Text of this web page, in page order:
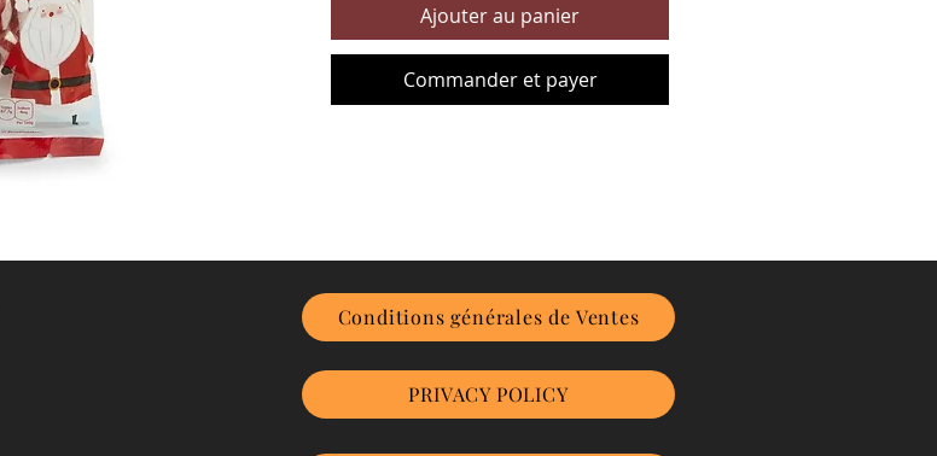
Ajouter au panier
Commander et payer
Conditions générales de Ventes
PRIVACY POLICY